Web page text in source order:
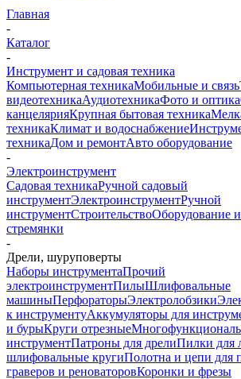
Главная
-
Каталог
-
Инструмент и садовая техника
Компьютерная техникаМобильные и связь
видеотехникаАудиотехникаФото и оптика
канцелярияКрупная бытовая техника
техникаКлимат и водоснабжение
техникаДом и ремонтАвто оборудование
-
Электроинструмент
Садовая техникаРучной садовый
инструментЭлектроинструментРучной
инструментСтроительствоОборудование
стремянки
-
Дрели, шуруповерты
Наборы инструментаПрочий
электроинструментПилыШлифовальные
машиныПерфораторыЭлектролобзики
к инструментуАккумуляторы для
и бурыКруги отрезные
инструментПатроны для дрелиПилки для
шлифовальные кругиПолотна и цепи для
граверов и реноваторовКоронки и фрезы